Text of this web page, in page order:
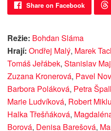
Share on Facebook
Režie: Bohdan Sláma
Hrají: Ondřej Malý, Marek
Tomáš Jeřábek, Stanislav
Zuzana Kronerová, Pavel
Barbora Poláková, Petra
Marie Ludvíková, Robert
Halka Třešňáková,
Borová, Denisa Barešová,